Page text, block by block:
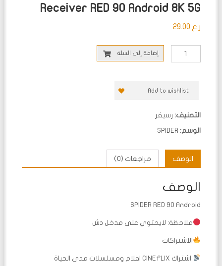
Receiver RED 90 Android 8K 5G
ر.ع.29.00
إضافة إلى السلة
Add to wishlist
التصنيف: رسيفر
الوسم: SPIDER
الوصف مراجعات (0)
الوصف
SPIDER RED 90 Android
ملاحظة: لايحتوي على مدخل دش
الاشتراكات
اشتراك CINEFLIX افلام ومسلسلات مدى الحياة